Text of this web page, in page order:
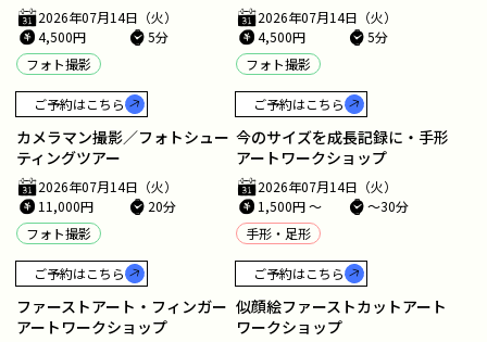
2026年07月14日（火）
4,500円
5分
フォト撮影
ご予約はこちら
2026年07月14日（火）
4,500円
5分
フォト撮影
ご予約はこちら
カメラマン撮影／フォトシュー
ティングツアー
2026年07月14日（火）
11,000円
20分
フォト撮影
ご予約はこちら
今のサイズを成長記録に・手形
アートワークショップ
2026年07月14日（火）
1,500円 ～
～30分
手形・足形
ご予約はこちら
ファーストアート・フィンガー
アートワークショップ
似顔絵ファーストカットアート
ワークショップ